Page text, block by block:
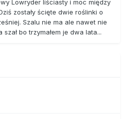
Lowryder liściasty i moc między
zostały ścięte dwie roślinki o
Szalu nie ma ale nawet nie
szał bo trzymałem je dwa lata...